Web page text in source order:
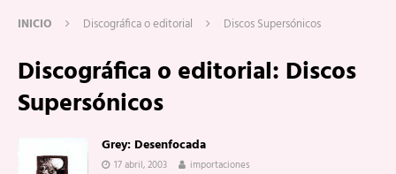
INICIO Discográfica o editorial Discos Supersónicos
Discográfica o editorial: Discos
Supersónicos
Grey: Desenfocada
17 abril, 2003 importaciones